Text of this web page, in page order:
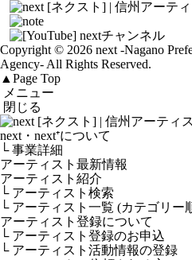
Copyright © 2026 next -Nagano
Agency- All Rights Reserved.
▲ Page Top
メニュー
閉じる
next・next⁺について
└ 事業詳細
アーティスト最新情報
アーティスト紹介
└ アーティスト検索
└ アーティスト一覧 (カテゴリー
アーティスト登録について
└ アーティスト登録のお申込
└ アーティスト活動情報の登録